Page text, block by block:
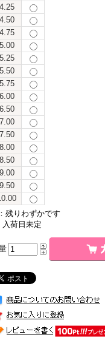
残りわずかです
入荷日未定